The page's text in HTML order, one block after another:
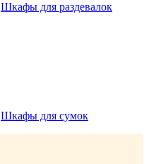
Шкафы для раздевалок
Шкафы для сумок